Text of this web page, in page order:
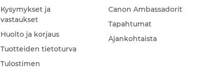
Kysymykset ja
vastaukset
Huolto ja korjaus
Tuotteiden tietoturva
Tulostimen
Canon Ambassadorit
Tapahtumat
Ajankohtaista